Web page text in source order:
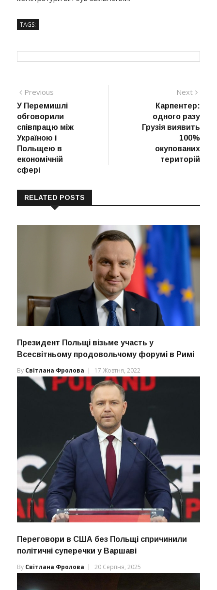
TAGS:
Навігація
записів
Previous
post:
У Перемишлі
обговорили
співпрацю між
Україною і
Польщею в
економічній
сфері
Next
Карпентер:
одного разу
Грузія виявить
100%
окупованих
територій
RELATED POSTS
Президент Польщі візьме участь у
Всесвітньому продовольчому форумі в Римі
By Світлана Фролова 17 Жовтня, 2022
Переговори в США без Польщі спричинили
політичні суперечки у Варшаві
By Світлана Фролова 20 Серпня, 2025